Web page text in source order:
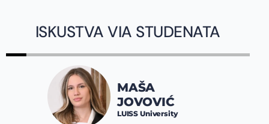
ISKUSTVA VIA STUDENATA
MAŠA
JOVOVIĆ
LUISS University